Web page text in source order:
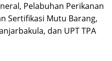
Pelabuhan Perikanan
Sertifikasi Mutu Barang,
dan UPT TPA